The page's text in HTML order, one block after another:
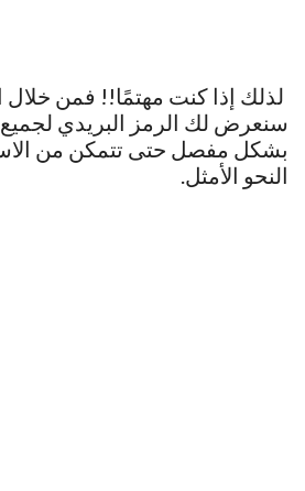
لذلك إذا كنت مهتمًا!! فمن خلال
سنعرض لك الرمز البريدي
بشكل مفصل حتى تتمكن من
النحو الأمثل.